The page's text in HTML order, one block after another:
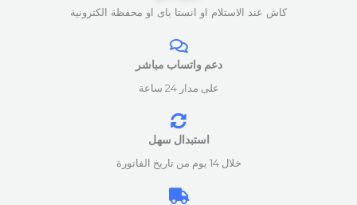
كاش عند الاستلام او انستا باى او محفظة الكترونية
دعم واتساب مباشر
على مدار 24 ساعة
استبدال سهل
خلال 14 يوم من تاريخ الفاتورة